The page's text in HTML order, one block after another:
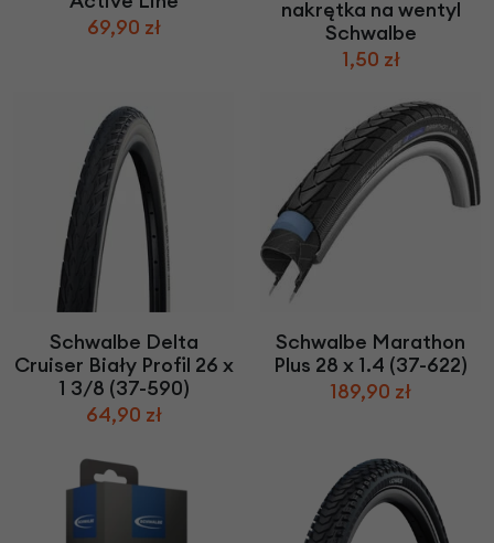
69,90 zł
nakrętka na wentyl
Schwalbe
1,50 zł
Schwalbe Delta
Cruiser Biały Profil 26 x
1 3/8 (37-590)
64,90 zł
Schwalbe Marathon
Plus 28 x 1.4 (37-622)
189,90 zł